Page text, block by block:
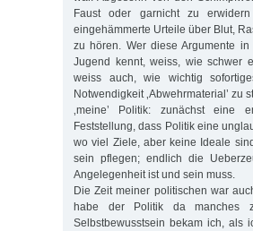
Faust oder garnicht zu
eingehämmerte Urteile über Blut,
zu hören. Wer diese Argumente
Jugend kennt, weiss, wie schwer
weiss auch, wie wichtig
Notwendigkeit ‚Abwehrmaterial’ zu
‚meine’ Politik: zunächst eine
Feststellung, dass Politik eine
wo viel Ziele, aber keine Ideale
sein pflegen; endlich die
Angelegenheit ist und sein muss.
Die Zeit meiner politischen war
habe der Politik da manches
Selbstbewusstsein bekam ich, als